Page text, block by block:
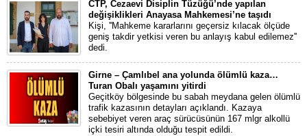
CTP, Cezaevi Disiplin Tüzüğü’nde yapılan
değişiklikleri Anayasa Mahkemesi’ne taşıdı
Kişi, ''Mahkeme kararlarını geçersiz kılacak ölçüde
geniş takdir yetkisi veren bu anlayış kabul edilemez''
dedi.
Girne – Çamlıbel ana yolunda ölümlü kaza…
Turan Obalı yaşamını yitirdi
Geçitköy bölgesinde bu sabah meydana gelen ölümlü
trafik kazasının detayları açıklandı. Kazaya
sebebiyet veren araç sürücüsünün 167 mlgr alkollü
içki tesiri altında olduğu tespit edildi.